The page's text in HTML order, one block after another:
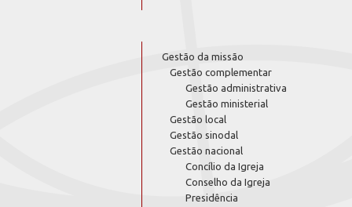
Gestão da missão
Gestão complementar
Gestão administrativa
Gestão ministerial
Gestão local
Gestão sinodal
Gestão nacional
Concílio da Igreja
Conselho da Igreja
Presidência